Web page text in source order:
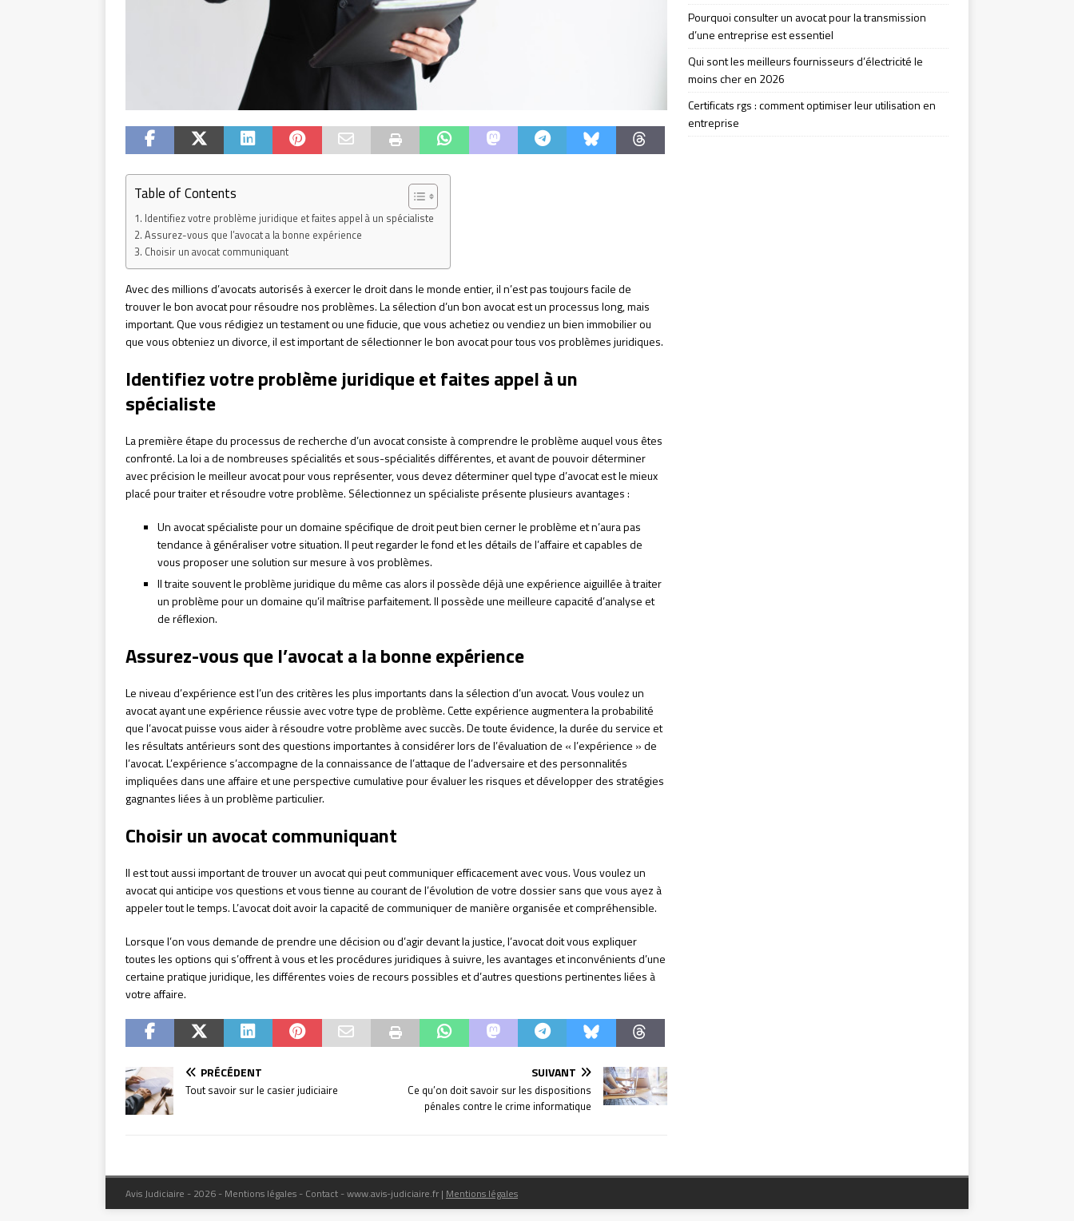
Table of Contents
Identifiez votre problème juridique et faites appel à un spécialiste
Assurez-vous que l’avocat a la bonne expérience
Choisir un avocat communiquant
Avec des millions d’avocats autorisés à exercer le droit dans le monde entier, il n’est pas toujours facile de
trouver le bon avocat pour résoudre nos problèmes. La sélection d’un bon avocat est un processus long, mais
important. Que vous rédigiez un testament ou une fiducie, que vous achetiez ou vendiez un bien immobilier ou
que vous obteniez un divorce, il est important de sélectionner le bon avocat pour tous vos problèmes juridiques.
Identifiez votre problème juridique et faites appel à un
spécialiste
La première étape du processus de recherche d’un avocat consiste à comprendre le problème auquel vous êtes
confronté. La loi a de nombreuses spécialités et sous-spécialités différentes, et avant de pouvoir déterminer
avec précision le meilleur avocat pour vous représenter, vous devez déterminer quel type d’avocat est le mieux
placé pour traiter et résoudre votre problème. Sélectionnez un spécialiste présente plusieurs avantages :
Un avocat spécialiste pour un domaine spécifique de droit peut bien cerner le problème et n’aura pas
tendance à généraliser votre situation. Il peut regarder le fond et les détails de l’affaire et capables de
vous proposer une solution sur mesure à vos problèmes.
Il traite souvent le problème juridique du même cas alors il possède déjà une expérience aiguillée à traiter
un problème pour un domaine qu’il maîtrise parfaitement. Il possède une meilleure capacité d’analyse et
de réflexion.
Assurez-vous que l’avocat a la bonne expérience
Le niveau d’expérience est l’un des critères les plus importants dans la sélection d’un avocat. Vous voulez un
avocat ayant une expérience réussie avec votre type de problème. Cette expérience augmentera la probabilité
que l’avocat puisse vous aider à résoudre votre problème avec succès. De toute évidence, la durée du service et
les résultats antérieurs sont des questions importantes à considérer lors de l’évaluation de « l’expérience » de
l’avocat. L’expérience s’accompagne de la connaissance de l’attaque de l’adversaire et des personnalités
impliquées dans une affaire et une perspective cumulative pour évaluer les risques et développer des stratégies
gagnantes liées à un problème particulier.
Choisir un avocat communiquant
Il est tout aussi important de trouver un avocat qui peut communiquer efficacement avec vous. Vous voulez un
avocat qui anticipe vos questions et vous tienne au courant de l’évolution de votre dossier sans que vous ayez à
appeler tout le temps. L’avocat doit avoir la capacité de communiquer de manière organisée et compréhensible.
Lorsque l’on vous demande de prendre une décision ou d’agir devant la justice, l’avocat doit vous expliquer
toutes les options qui s’offrent à vous et les procédures juridiques à suivre, les avantages et inconvénients d’une
certaine pratique juridique, les différentes voies de recours possibles et d’autres questions pertinentes liées à
votre affaire.
PRÉCÉDENT
Tout savoir sur le casier judiciaire
SUIVANT
Ce qu’on doit savoir sur les dispositions
pénales contre le crime informatique
Pourquoi consulter un avocat pour la transmission
d’une entreprise est essentiel
Qui sont les meilleurs fournisseurs d’électricité le
moins cher en 2026
Certificats rgs : comment optimiser leur utilisation en
entreprise
Avis Judiciaire - 2026 - Mentions légales - Contact - www.avis-judiciaire.fr | Mentions légales